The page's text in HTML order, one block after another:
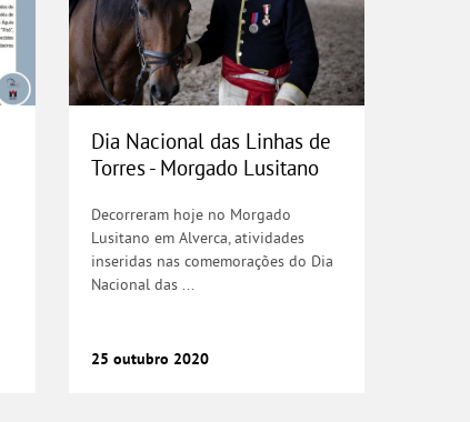
Dia Nacional das Linhas de
Torres - Morgado Lusitano
Decorreram hoje no Morgado
Lusitano em Alverca, atividades
inseridas nas comemorações do Dia
Nacional das ...
25 outubro 2020